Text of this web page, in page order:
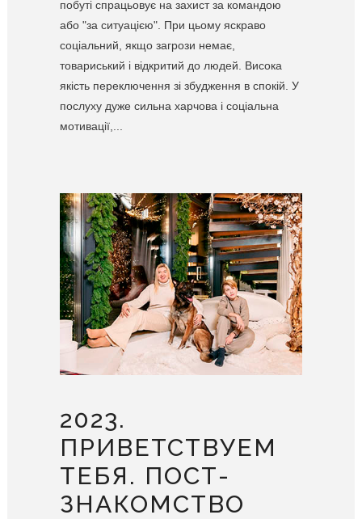
побуті спрацьовує на захист за командою
або "за ситуацією". При цьому яскраво
соціальний, якщо загрози немає,
товариський і відкритий до людей. Висока
якість переключення зі збудження в спокій. У
послуху дуже сильна харчова і соціальна
мотивації,...
2023.
ПРИВЕТСТВУЕМ
ТЕБЯ. ПОСТ-
ЗНАКОМСТВО